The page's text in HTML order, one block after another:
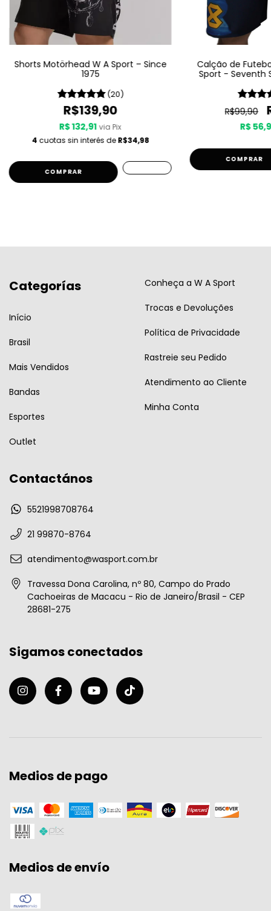
Shorts Motörhead W A Sport – Since
1975
(20)
R$139,90
R$ 132,91 via Pix
4 cuotas sin interés deR$34,98
COMPRAR
Calção de
Sport - Seventh
R$99,90
R$
COMPRAR
Categorías
Início
Brasil
Mais Vendidos
Bandas
Esportes
Outlet
Conheça a W A Sport
Trocas e Devoluções
Política de Privacidade
Rastreie seu Pedido
Atendimento ao Cliente
Minha Conta
Contactános
5521998708764
21 99870-8764
atendimento@wasport.com.br
Travessa Dona Carolina, nº 80, Campo do Prado
Cachoeiras de Macacu - Rio de Janeiro/Brasil - CEP
28681-275
Sigamos conectados
Medios de pago
Medios de envío